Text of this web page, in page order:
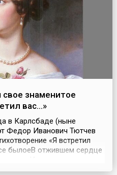
знаменитое
вас…»
в Карлсбаде (ныне
Федор Иванович Тютчев
«Я встретил
былоеВ отжившем сердце
дни, бывает